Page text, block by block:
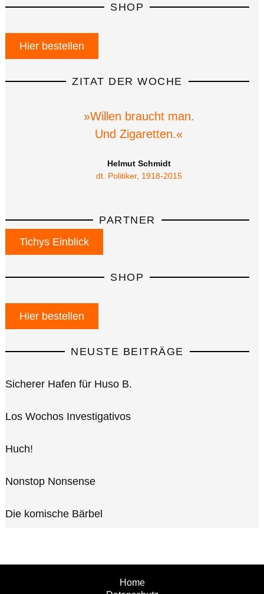
SHOP
Hier bestellen
ZITAT DER WOCHE
»Willen braucht man.
Und Zigaretten.«
Helmut Schmidt
dt. Politiker, 1918-2015
PARTNER
Tichys Einblick
SHOP
Hier bestellen
NEUSTE BEITRÄGE
Sicherer Hafen für Huso B.
Los Wochos Investigativos
Huch!
Nonstop Nonsense
Die komische Bärbel
Home